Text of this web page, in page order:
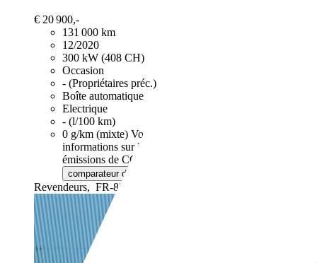
€ 20 900,-
131 000 km
12/2020
300 kW (408 CH)
Occasion
- (Propriétaires préc.)
Boîte automatique
Electrique
- (l/100 km)
0 g/km (mixte) Vous trouverez de plus amples
informations sur la consommation de carburant et les
émissions de CO2 des voitures neuves via le
comparateur de véhicules neufs
Revendeurs, FR-82000 MONTAUBAN